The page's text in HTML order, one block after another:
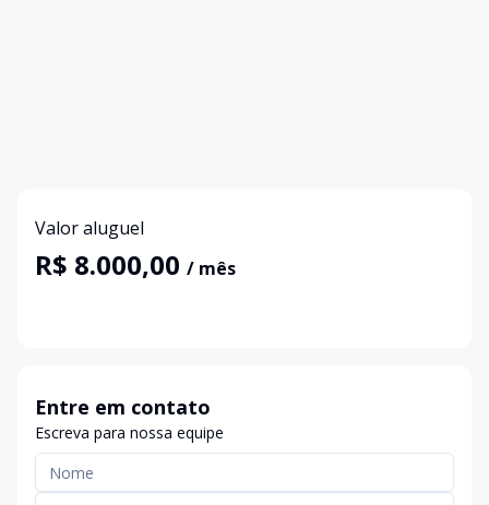
Valor aluguel
R$ 8.000,00 / mês
Entre em contato
Escreva para nossa equipe